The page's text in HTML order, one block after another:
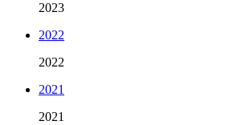
2023
2022
2022
2021
2021